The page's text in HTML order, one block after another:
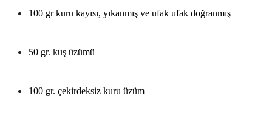
100 gr kuru kayısı, yıkanmış ve ufak ufak doğranmış
50 gr. kuş üzümü
100 gr. çekirdeksiz kuru üzüm